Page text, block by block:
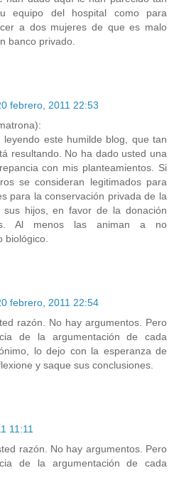
del hospital como para
a dos mujeres de que es malo
banco privado.
febrero, 2011 22:53
leyendo este humilde blog, que tan
resultando. No ha dado usted una
con mis planteamientos. Si
se consideran legitimados para
para la conservación privada de la
hijos, en favor de la donación
Al menos las animan a no
biológico.
febrero, 2011 22:54
razón. No hay argumentos. Pero
de la argumentación de cada
lo dejo con la esperanza de
y saque sus conclusiones.
11:11
razón. No hay argumentos. Pero
de la argumentación de cada